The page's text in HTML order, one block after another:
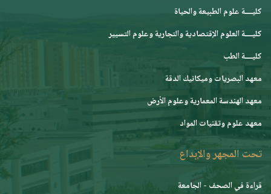
كليــــة علوم الطبيعة والحياة
كليــــة العلوم الإقتصادية والتجارية وعلوم التسيير
كليــــة الطب
معهد البصريات وميكانيك الدقة
معهد الهندسة المعمارية وعلوم الأرض
معهد علوم وتقنيات المواد
تحت المجهر والإبداع
قراءة في الصحف - الجامعة